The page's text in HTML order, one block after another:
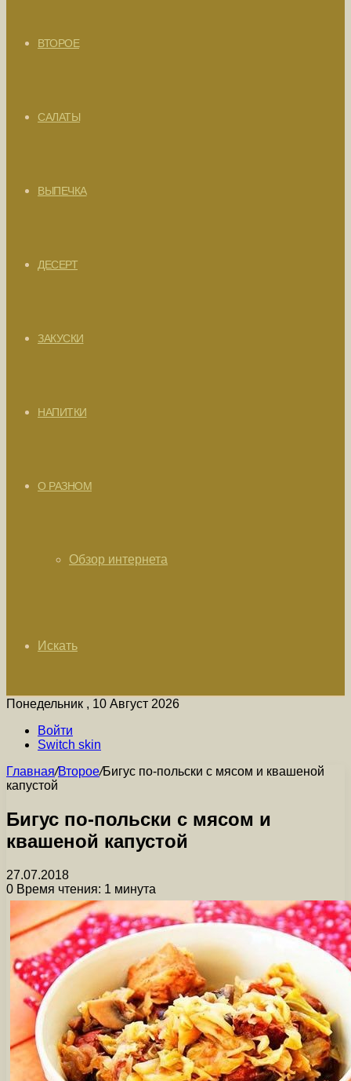
ВТОРОЕ
САЛАТЫ
ВЫПЕЧКА
ДЕСЕРТ
ЗАКУСКИ
НАПИТКИ
О РАЗНОМ
Обзор интернета
Искать
Понедельник , 10 Август 2026
Войти
Switch skin
Главная/Второе/Бигус по-польски с мясом и квашеной
капустой
Бигус по-польски с мясом и
квашеной капустой
27.07.2018
0 Время чтения: 1 минута